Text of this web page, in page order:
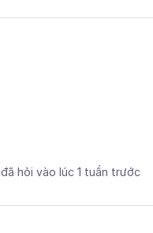
đã hỏi vào lúc 1 tuần trước